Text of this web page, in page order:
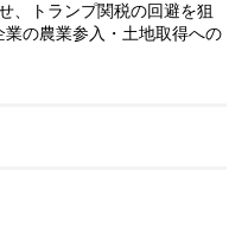
、トランプ関税の回避を狙
の農業参入・土地取得への